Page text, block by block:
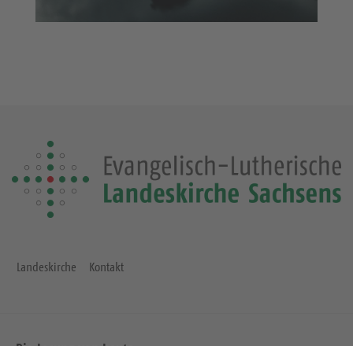
Landeskirche Kontakt